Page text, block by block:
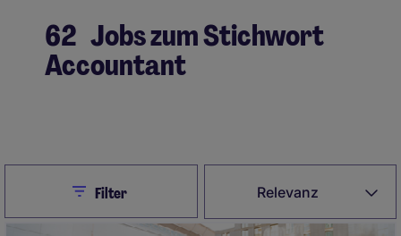
62 Jobs zum Stichwort
Accountant
Relevanz
CloseFilter